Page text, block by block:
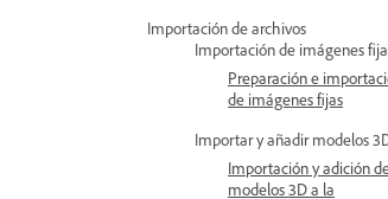
Importación de archivos
Importación de imágenes
Preparación e
de imágenes fijas
Importar y añadir modelos
Importación y adición
modelos 3D a la